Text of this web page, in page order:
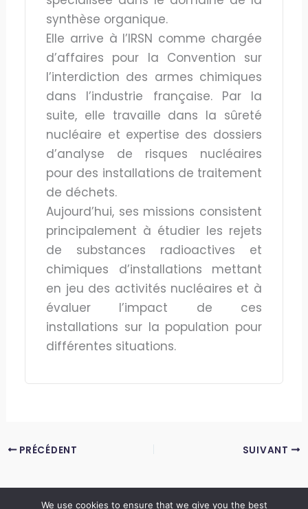
synthèse organique.
Elle arrive à l’IRSN comme chargée
d’affaires pour la Convention sur
l’interdiction des armes chimiques
dans l’industrie française. Par la
suite, elle travaille dans la sûreté
nucléaire et expertise des dossiers
d’analyse de risques nucléaires
pour des installations de traitement
de déchets.
Aujourd’hui, ses missions consistent
principalement à étudier les rejets
de substances radioactives et
chimiques d’installations mettant
en jeu des activités nucléaires et à
évaluer l’impact de ces
installations sur la population pour
différentes situations.
PRÉCÉDENT SUIVANT
We use cookies to ensure that we give you the best